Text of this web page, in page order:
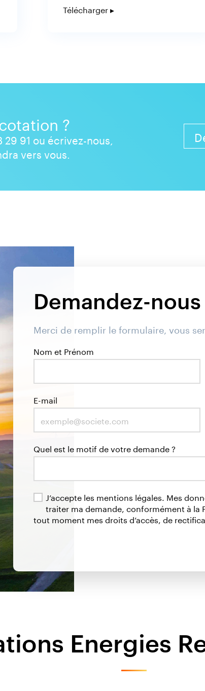
Télécharger ▸
?
91 ou écrivez-nous,
vers vous.
Demandez-
Merci de remplir le formulaire, vous
Nom et Prénom
E-mail
Quel est le motif de votre demande ?
J’accepte les mentions légales. Mes
traiter ma demande, conformément à la
tout moment mes droits d’accès, de
Energies